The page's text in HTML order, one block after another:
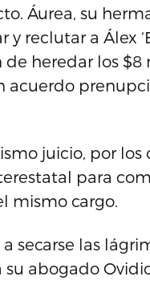
Áurea, su
reclutar a Álex
heredar los $8
acuerdo
juicio, por los
para
mismo cargo.
secarse las
abogado